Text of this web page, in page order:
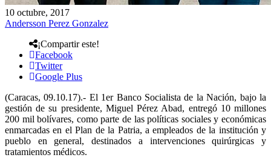
10 octubre, 2017
Andersson Perez Gonzalez
¡Compartir este!
Facebook
Twitter
Google Plus
(Caracas, 09.10.17).- El 1er Banco Socialista de la Nación, bajo la
gestión de su presidente, Miguel Pérez Abad, entregó 10 millones
200 mil bolívares, como parte de las políticas sociales y económicas
enmarcadas en el Plan de la Patria, a empleados de la institución y
pueblo en general, destinados a intervenciones quirúrgicas y
tratamientos médicos.